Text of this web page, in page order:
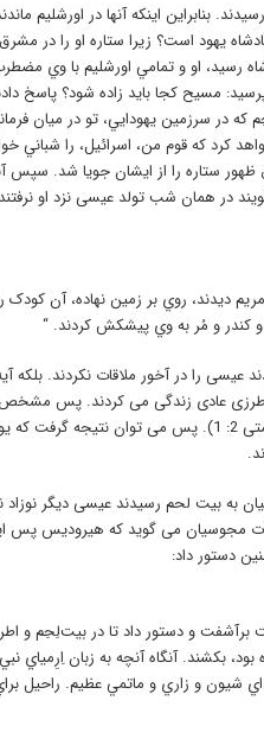
بنابراین اینکه آنها در اورشلیم
يهود است؟ زيرا ستاره او را در
رسيد، او و تمامي اورشليم با وي
مسيح کجا بايد زاده شود؟ پاسخ
در سرزمين يهودايي، تو در ميان
کرد که قوم من، اسرائيل، را شباني
ظهور ستاره را از ايشان جويا شد. سپس
ديدند، روي بر زمين نهاده، آن کودک
کندر و مُر به وي پيشکش کردند. “
را در آخور ملاقات نکردند. بلکه
طرزی عادی زندگی می کردند. پس
شب تولد عیسی نبوده، بلکه پس از تولدش بوده است (متی 2: 1). پس
می گوید وقتی مجوسیان به بیت لحم رسیدند عیسی
موقع ملاقات مجوسیان می گوید که هیرودیس
دستور داد:
و دستور داد تا در بيت‌لِحِم و
بکشند. آنگاه آنچه به زبان اِرِمياي
و زاري و ماتمي عظيم. راحيل